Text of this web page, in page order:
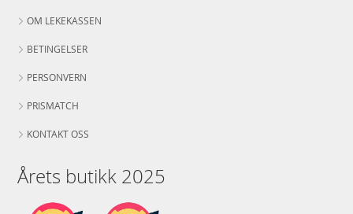
OM LEKEKASSEN
BETINGELSER
PERSONVERN
PRISMATCH
KONTAKT OSS
Årets butikk 2025